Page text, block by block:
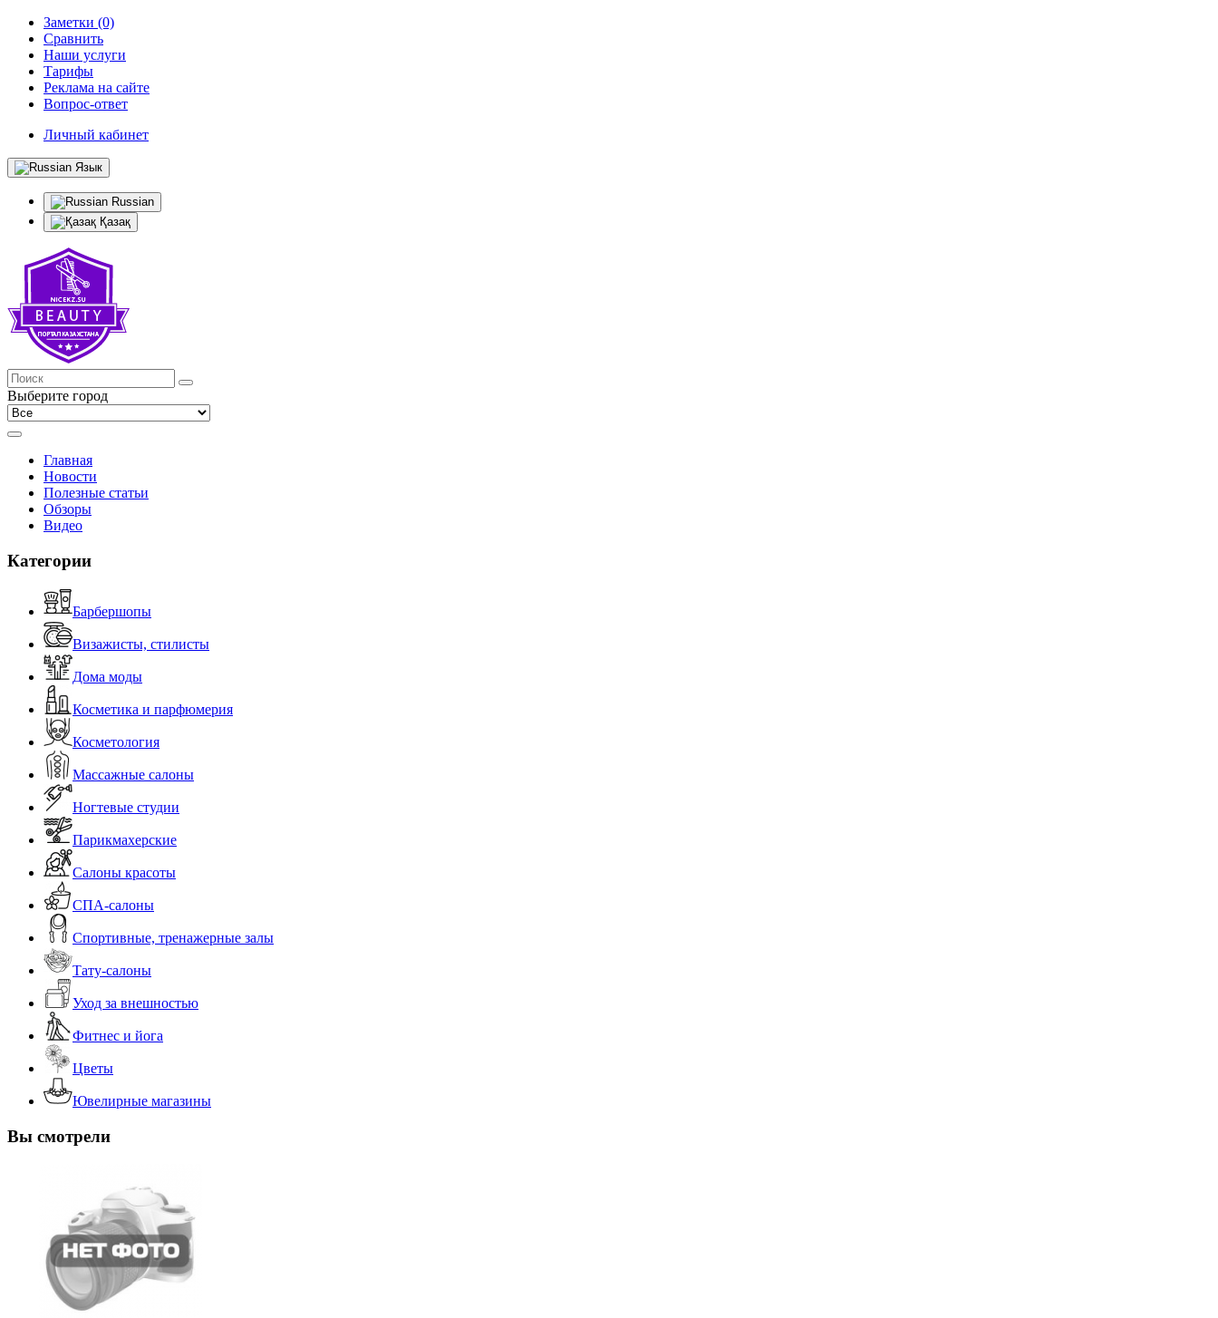
Заметки (0)
Сравнить
Наши услуги
Тарифы
Реклама на сайте
Вопрос-ответ
Личный кабинет
Язык
Russian
Қазақ
Выберите город
Главная
Новости
Полезные статьи
Обзоры
Видео
Категории
Барбершопы
Визажисты, стилисты
Дома моды
Косметика и парфюмерия
Косметология
Массажные салоны
Ногтевые студии
Парикмахерские
Салоны красоты
СПА-салоны
Спортивные, тренажерные залы
Тату-салоны
Уход за внешностью
Фитнес и йога
Цветы
Ювелирные магазины
Вы смотрели